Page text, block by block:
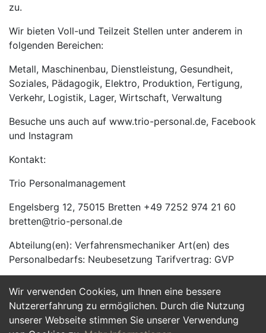
Wir verwenden Cookies, um Ihnen eine bessere
Nutzererfahrung zu ermöglichen. Durch die Nutzung
unserer Webseite stimmen Sie unserer Verwendung
zu.
Wir bieten Voll-und Teilzeit Stellen unter anderem in
folgenden Bereichen:
Metall, Maschinenbau, Dienstleistung, Gesundheit,
Soziales, Pädagogik, Elektro, Produktion, Fertigung,
Verkehr, Logistik, Lager, Wirtschaft, Verwaltung
Besuche uns auch auf www.trio-personal.de, Facebook
und Instagram
Kontakt:
Trio Personalmanagement
Engelsberg 12, 75015 Bretten +49 7252 974 21 60
bretten@trio-personal.de
Abteilung(en): Verfahrensmechaniker Art(en) des
Personalbedarfs: Neubesetzung Tarifvertrag: GVP
Jetzt Bewerben